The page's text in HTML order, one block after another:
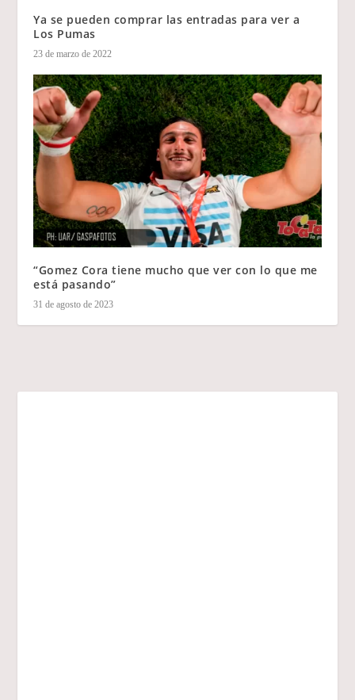
Ya se pueden comprar las entradas para ver a
Los Pumas
23 de marzo de 2022
“Gomez Cora tiene mucho que ver con lo que me
está pasando”
31 de agosto de 2023